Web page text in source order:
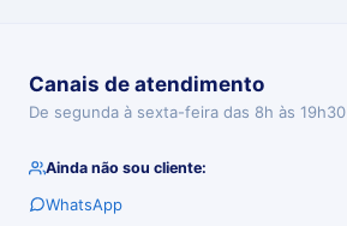
Canais de atendimento
De segunda à sexta-feira das 8h às 19h30
Ainda não sou cliente:
WhatsApp